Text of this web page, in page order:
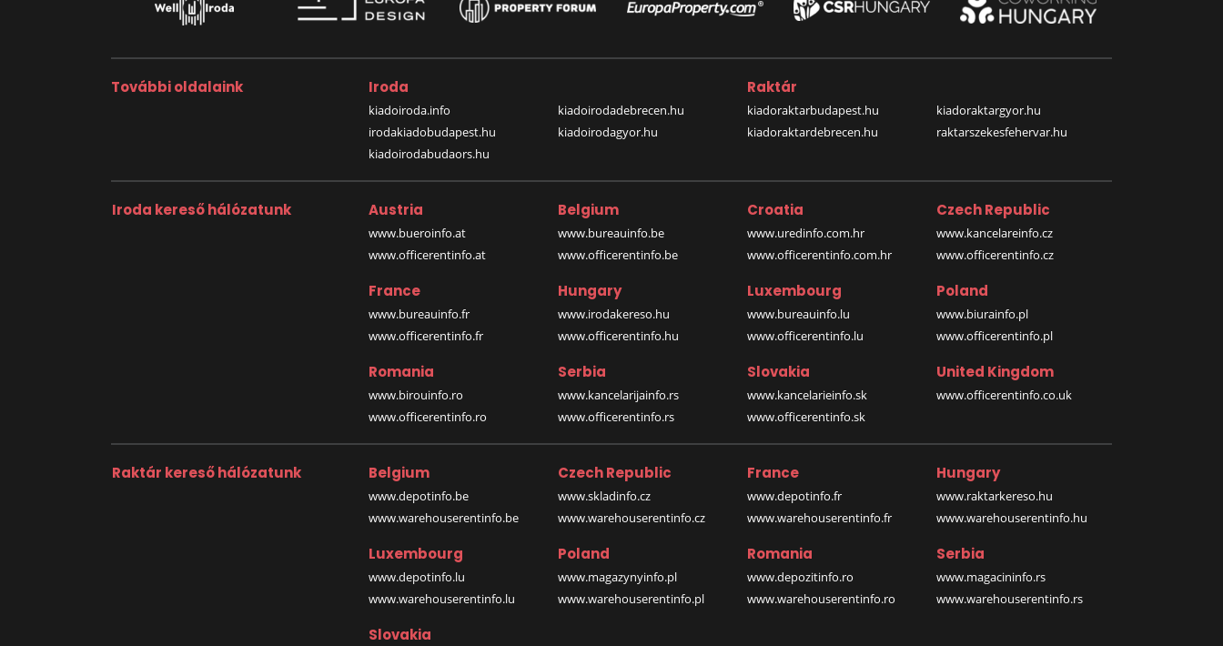
További oldalaink Iroda
kiadoiroda.info
irodakiadobudapest.hu
kiadoirodabudaors.hu
kiadoirodadebrecen.hu
kiadoirodagyor.hu
Raktár
kiadoraktarbudapest.hu
kiadoraktardebrecen.hu
kiadoraktargyor.hu
raktarszekesfehervar.hu
Iroda kereső hálózatunk Austria
www.bueroinfo.at
www.officerentinfo.at
Belgium
www.bureauinfo.be
www.officerentinfo.be
Croatia
www.uredinfo.com.hr
www.officerentinfo.com.hr
Czech Republic
www.kancelareinfo.cz
www.officerentinfo.cz
France
www.bureauinfo.fr
www.officerentinfo.fr
Hungary
www.irodakereso.hu
www.officerentinfo.hu
Luxembourg
www.bureauinfo.lu
www.officerentinfo.lu
Poland
www.biurainfo.pl
www.officerentinfo.pl
Romania
www.birouinfo.ro
www.officerentinfo.ro
Serbia
www.kancelarijainfo.rs
www.officerentinfo.rs
Slovakia
www.kancelarieinfo.sk
www.officerentinfo.sk
United Kingdom
www.officerentinfo.co.uk
Raktár kereső hálózatunk Belgium
www.depotinfo.be
www.warehouserentinfo.be
Czech Republic
www.skladinfo.cz
www.warehouserentinfo.cz
France
www.depotinfo.fr
www.warehouserentinfo.fr
Hungary
www.raktarkereso.hu
www.warehouserentinfo.hu
Luxembourg
www.depotinfo.lu
www.warehouserentinfo.lu
Poland
www.magazynyinfo.pl
www.warehouserentinfo.pl
Romania
www.depozitinfo.ro
www.warehouserentinfo.ro
Serbia
www.magacininfo.rs
www.warehouserentinfo.rs
Slovakia